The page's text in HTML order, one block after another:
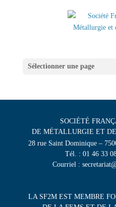
Sélectionner une page
SOCIÉTÉ
DE MÉTALLURGIE ET
28 rue Saint Dominique –
Tél. : 01 46 33
Courriel :
LA SF2M EST MEMBRE